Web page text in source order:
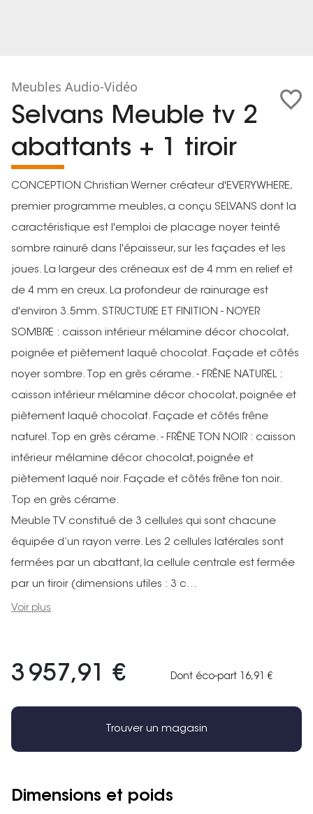
Meubles Audio-Vidéo
Selvans Meuble tv 2
abattants + 1 tiroir
CONCEPTION Christian Werner créateur d'EVERYWHERE,
premier programme meubles, a conçu SELVANS dont la
caractéristique est l'emploi de placage noyer teinté
sombre rainuré dans l'épaisseur, sur les façades et les
joues. La largeur des créneaux est de 4 mm en relief et
de 4 mm en creux. La profondeur de rainurage est
d'environ 3.5mm. STRUCTURE ET FINITION - NOYER
SOMBRE : caisson intérieur mélamine décor chocolat,
poignée et piètement laqué chocolat. Façade et côtés
noyer sombre. Top en grès cérame. - FRÊNE NATUREL :
caisson intérieur mélamine décor chocolat, poignée et
piètement laqué chocolat. Façade et côtés frêne
naturel. Top en grès cérame. - FRÊNE TON NOIR : caisson
intérieur mélamine décor chocolat, poignée et
piètement laqué noir. Façade et côtés frêne ton noir.
Top en grès cérame.
Meuble TV constitué de 3 cellules qui sont chacune
équipée d’un rayon verre. Les 2 cellules latérales sont
fermées par un abattant, la cellule centrale est fermée
par un tiroir (dimensions utiles : 3 c...
Voir plus
3 957,91 € Dont éco-part 16,91 €
Trouver un magasin
Dimensions et poids